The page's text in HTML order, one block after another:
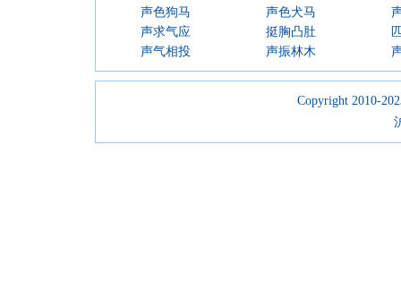
声色狗马
声色犬马
声求气应
挺胸凸肚
声气相投
声振林木
Copyright 2010-